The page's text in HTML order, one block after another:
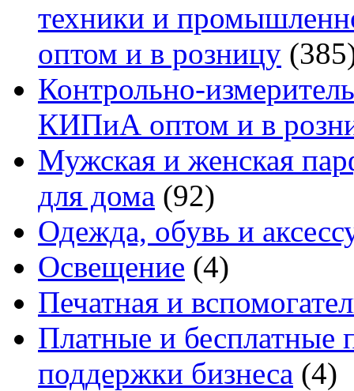
техники и
оптом и в розницу
Контрольно-
КИПиА оптом и в
Мужская и женская
для дома (92)
Одежда, обувь и
Освещение (4)
Печатная и
Платные и бесплатные
поддержки бизнеса (4)